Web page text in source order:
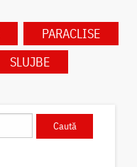
PARACLISE
SLUJBE